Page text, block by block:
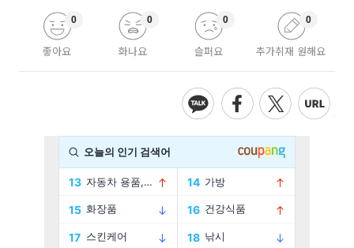
좋아요
0
화나요
0
슬퍼요
0
추가취재 원해요
0